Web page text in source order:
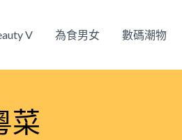
V 為食男女 數碼潮物